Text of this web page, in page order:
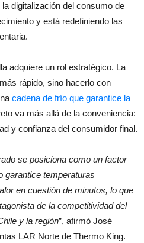
digitalización del consumo de
y está redefiniendo las
adquiere un rol estratégico. La
rápido, sino hacerlo con
cadena de frío que garantice la
va más allá de la conveniencia:
y confianza del consumidor final.
se posiciona como un factor
garantice temperaturas
en cuestión de minutos, lo que
de la competitividad del
y la región”, afirmó José
LAR Norte de Thermo King.